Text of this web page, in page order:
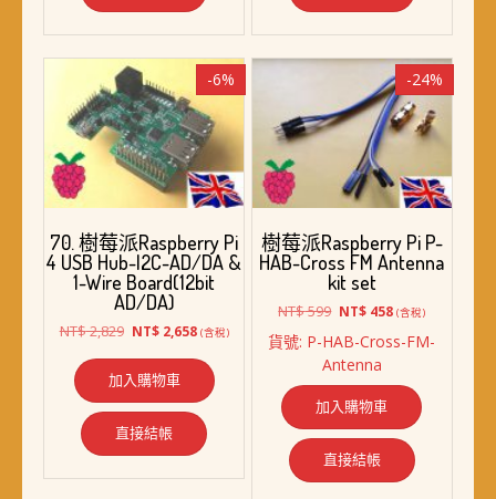
-6%
70. 樹莓派Raspberry Pi
4 USB Hub-I2C-AD/DA &
1-Wire Board(12bit
AD/DA)
NT$2,829 原
格：
NT$ 2,829。
NT$2,658目
價
格：
NT$ 2,658。
(含稅)
加入購物車
直接結帳
-24%
樹莓派Raspberry Pi P-
HAB-Cross FM Antenna
kit set
NT$599 原
價
格：
NT$ 599。
NT$ 458目
價
NT$ 458。
(含稅)
貨號: P-HAB-Cross-FM-
Antenna
加入購物車
直接結帳